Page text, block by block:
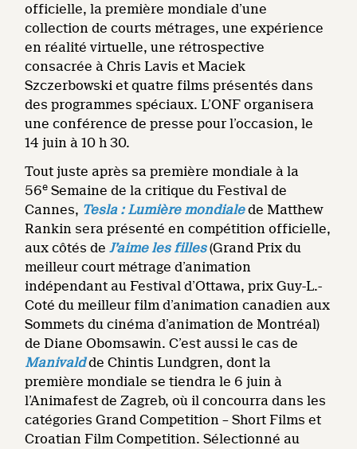
officielle, la première mondiale d’une
collection de courts métrages, une expérience
en réalité virtuelle, une rétrospective
consacrée à Chris Lavis et Maciek
Szczerbowski et quatre films présentés dans
des programmes spéciaux. L’ONF organisera
une conférence de presse pour l’occasion, le
14 juin à 10 h 30.
Tout juste après sa première mondiale à la
56e Semaine de la critique du Festival de
Cannes, Tesla : Lumière mondialede Matthew
Rankin sera présenté en compétition officielle,
aux côtés deJ’aime les filles(Grand Prix du
meilleur court métrage d’animation
indépendant au Festival d’Ottawa, prix Guy-L.-
Coté du meilleur film d’animation canadien aux
Sommets du cinéma d’animation de Montréal)
de Diane Obomsawin. C’est aussi le cas de
Manivaldde Chintis Lundgren, dont la
première mondiale se tiendra le 6 juin à
l’Animafest de Zagreb, où il concourra dans les
catégories Grand Competition – Short Films et
Croatian Film Competition. Sélectionné au